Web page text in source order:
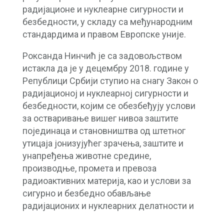
радијационе и нуклеарне сигурности и
безбедности, у складу са међународним
стандардима и правом Европске уније.
Роксанда Нинчић је са задовољством
истакла да је у децембру 2018. године у
Републици Србији ступио на снагу Закон о
радијационој и нуклеарној сигурности и
безбедности, којим се обезбеђују услови
за остваривање вишег нивоа заштите
појединаца и становништва од штетног
утицаја јонизујућег зрачења, заштите и
унапређења животне средине,
производње, промета и превоза
радиоактивних материја, као и услови за
сигурно и безбедно обављање
радијационих и нуклеарних делатности и